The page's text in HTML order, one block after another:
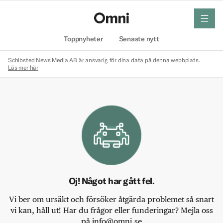
Toppnyheter Senaste nytt
meny
Schibsted News Media AB är ansvarig för dina data på denna webbplats.
Läs mer här
Oj! Något har gått fel.
Vi ber om ursäkt och försöker åtgärda problemet så snart
vi kan, håll ut! Har du frågor eller funderingar? Mejla oss